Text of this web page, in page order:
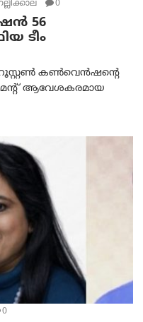
0
56
ടീം
ഹൂസ്റ്റൺ കൺവെൻഷന്റെ
ആവേശകരമായ
0